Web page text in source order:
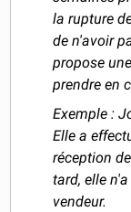
la rupture
de n'avoir
propose
prendre en
Exemple :
Elle a
réception
tard, elle
vendeur.